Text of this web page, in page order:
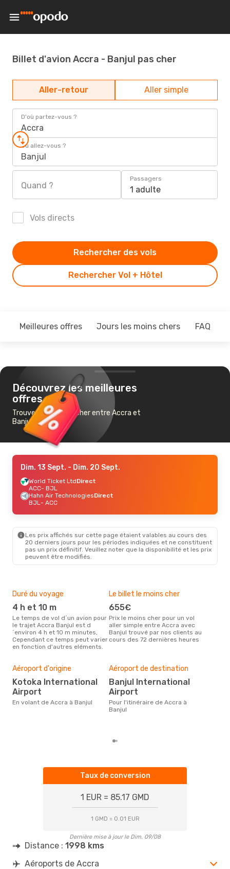
Billet d'avion Accra - Banjul pas cher
Aller-retour Aller simple
D'où partez-vous ?
Accra
Où allez-vous ?
Banjul
Quand ?
Passagers
1 adulte
Vols directs
Rechercher Vol + Hôtel
Rechercher des vols
Meilleures offres Jours les moins chers FAQ
Découvrez les meilleures
offres
Trouvez un vol pas cher entre Accra et
Banjul
Dim. 13 Sept. - Dim. 20 Sept.
World Ticket LtdDirect
ACC- BJL
Hahn Air TechnologiesDirect
BJL- ACC
Les prix affichés sur cette page étaient valables au cours des
20 derniers jours pour les périodes indiquées et ne constituent
pas un prix définitif. Veuillez noter que la disponibilité et les prix
peuvent être modifiés.
Duré du voyage
4 h et 10 m
Le temps de vol d´un avion pour
le trajet Accra Banjul est d
´environ 4 h et 10 m minutes,
Cependant ce temps peut varier
en fonction d'autres eléments.
Le billet le moins cher
655€
Prix le moins cher pour un vol
aller simple entre Accra avec
Banjul trouvé par nos clients au
cours des 72 dernières heures
Aéroport d'origine
Kotoka International
Airport
En volant de Accra à Banjul
Aéroport de destination
Banjul International
Airport
Pour l'itinéraire de Accra à
Banjul
Taux de conversion
1 EUR = 85.17 GMD
1 GMD = 0.01 EUR
Dernière mise à jour le Dim. 09/08
Distance : 1998 kms
Aéroports de Accra